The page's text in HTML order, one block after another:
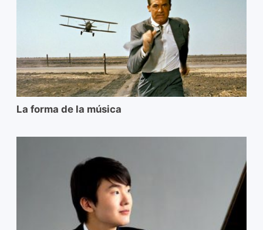
La forma de la música